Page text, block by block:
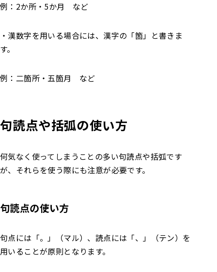
例：2か所・5か月 など
・漢数字を用いる場合には、漢字の「箇」と書きま
す。
例：二箇所・五箇月 など
句読点や括弧の使い方
何気なく使ってしまうことの多い句読点や括弧です
が、それらを使う際にも注意が必要です。
句読点の使い方
句点には「。」（マル）、読点には「、」（テン）を
用いることが原則となります。